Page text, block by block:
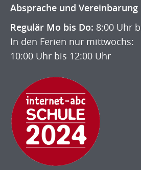
Absprache und Vereinbarung
Regulär Mo bis Do: 8:00 Uhr
In den Ferien nur mittwochs:
10:00 Uhr bis 12:00 Uhr